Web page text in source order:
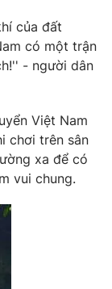
của đất
có một trận
- người dân
Việt Nam
chơi trên sân
xa để có
vui chung.